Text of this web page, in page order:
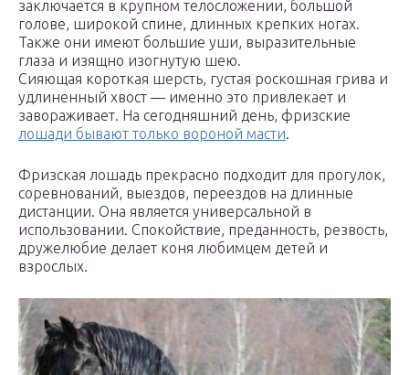
заключается в крупном телосложении, большой
голове, широкой спине, длинных крепких ногах.
Также они имеют большие уши, выразительные
глаза и изящно изогнутую шею.
Сияющая короткая шерсть, густая роскошная грива и
удлиненный хвост — именно это привлекает и
завораживает. На сегодняшний день, фризские
лошади бывают только вороной масти.
Фризская лошадь прекрасно подходит для прогулок,
соревнований, выездов, переездов на длинные
дистанции. Она является универсальной в
использовании. Спокойствие, преданность, резвость,
дружелюбие делает коня любимцем детей и
взрослых.